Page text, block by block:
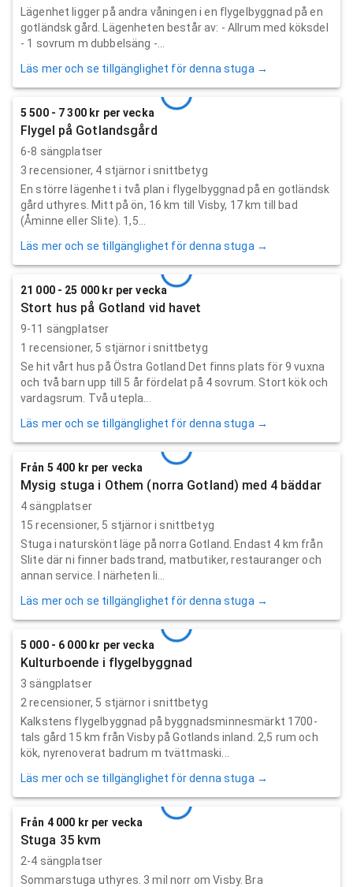
Lägenhet ligger på andra våningen i en flygelbyggnad på en
gotländsk gård. Lägenheten består av: - Allrum med köksdel
- 1 sovrum m dubbelsäng -...
Läs mer och se tillgänglighet för denna stuga →
5 500 - 7 300 kr per vecka
Flygel på Gotlandsgård
6-8 sängplatser
3 recensioner, 4 stjärnor i snittbetyg
En större lägenhet i två plan i flygelbyggnad på en gotländsk
gård uthyres. Mitt på ön, 16 km till Visby, 17 km till bad
(Åminne eller Slite). 1,5...
Läs mer och se tillgänglighet för denna stuga →
21 000 - 25 000 kr per vecka
Stort hus på Gotland vid havet
9-11 sängplatser
1 recensioner, 5 stjärnor i snittbetyg
Se hit vårt hus på Östra Gotland Det finns plats för 9 vuxna
och två barn upp till 5 år fördelat på 4 sovrum. Stort kök och
vardagsrum. Två utepla...
Läs mer och se tillgänglighet för denna stuga →
Från 5 400 kr per vecka
Mysig stuga i Othem (norra Gotland) med 4 bäddar
4 sängplatser
15 recensioner, 5 stjärnor i snittbetyg
Stuga i naturskönt läge på norra Gotland. Endast 4 km från
Slite där ni finner badstrand, matbutiker, restauranger och
annan service. I närheten li...
Läs mer och se tillgänglighet för denna stuga →
5 000 - 6 000 kr per vecka
Kulturboende i flygelbyggnad
3 sängplatser
2 recensioner, 5 stjärnor i snittbetyg
Kalkstens flygelbyggnad på byggnadsminnesmärkt 1700-
tals gård 15 km från Visby på Gotlands inland. 2,5 rum och
kök, nyrenoverat badrum m tvättmaski...
Läs mer och se tillgänglighet för denna stuga →
Från 4 000 kr per vecka
Stuga 35 kvm
2-4 sängplatser
Sommarstuga uthyres. 3 mil norr om Visby. Bra